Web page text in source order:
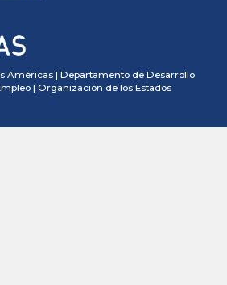
Américas | Departamento de Desarrollo
| Organización de los Estados